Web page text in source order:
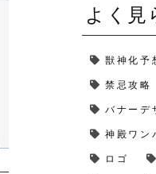
よく見
獣神化予
禁忌攻略
バナーデ
神殿ワン
ロゴ